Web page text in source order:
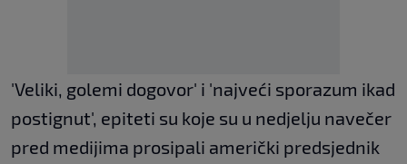
'Veliki, golemi dogovor' i 'najveći sporazum ikad
postignut', epiteti su koje su u nedjelju navečer
pred medijima prosipali američki predsjednik